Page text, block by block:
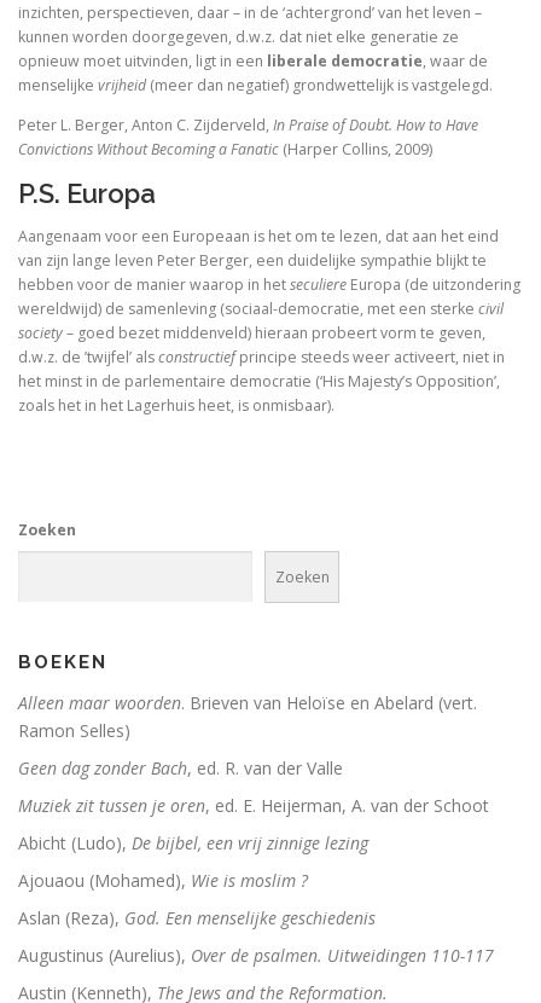
inzichten, perspectieven, daar – in de ‘achtergrond’ van het leven –
kunnen worden doorgegeven, d.w.z. dat niet elke generatie ze
opnieuw moet uitvinden, ligt in een liberale democratie, waar de
menselijke vrijheid(meer dan negatief) grondwettelijk is vastgelegd.
Peter L. Berger, Anton C. Zijderveld, In Praise of Doubt. How to Have
Convictions Without Becoming a Fanatic (Harper Collins, 2009)
P.S. Europa
Aangenaam voor een Europeaan is het om te lezen, dat aan het eind
van zijn lange leven Peter Berger, een duidelijke sympathie blijkt te
hebben voor de manier waarop in hetseculiere Europa (de uitzondering
wereldwijd) de samenleving (sociaal-democratie, met een sterke civil
society– goed bezet middenveld) hieraan probeert vorm te geven,
d.w.z. de ’twijfel’ alsconstructiefprincipe steeds weer activeert, niet in
het minst in de parlementaire democratie (‘His Majesty’s Opposition’,
zoals het in het Lagerhuis heet, is onmisbaar).
Zoeken
Zoeken
BOEKEN
Alleen maar woorden. Brieven van Heloïse en Abelard (vert.
Ramon Selles)
Geen dag zonder Bach, ed. R. van der Valle
Muziek zit tussen je oren, ed. E. Heijerman, A. van der Schoot
Abicht (Ludo), De bijbel, een vrij zinnige lezing
Ajouaou (Mohamed), Wie is moslim ?
Aslan (Reza), God. Een menselijke geschiedenis
Augustinus (Aurelius), Over de psalmen. Uitweidingen 110-117
Austin (Kenneth), The Jews and the Reformation.